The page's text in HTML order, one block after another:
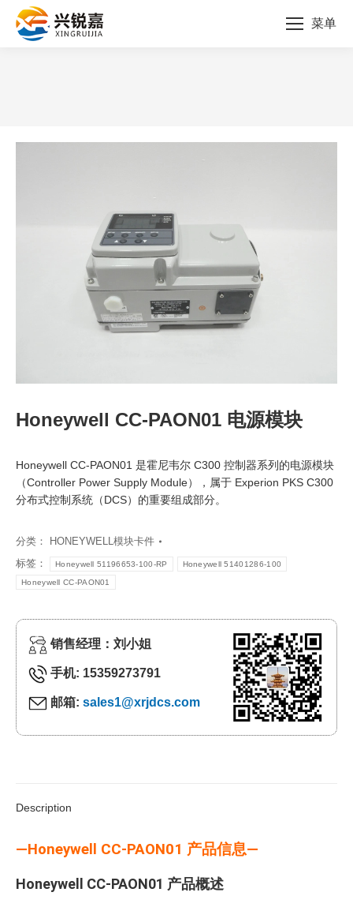
菜单
Honeywell CC-PAON01 电源模块
Honeywell CC-PAON01 是霍尼韦尔 C300 控制器系列的电源模块
（Controller Power Supply Module），属于 Experion PKS C300
分布式控制系统（DCS）的重要组成部分。
分类：
HONEYWELL模块卡件
标签：
Honeywell 51196653-100-RP Honeywell 51401286-100
Honeywell CC-PAON01
销售经理：刘小姐
手机: 15359273791
邮箱: sales1@xrjdcs.com
Description
—Honeywell CC-PAON01 产品信息—
Honeywell CC-PAON01 产品概述